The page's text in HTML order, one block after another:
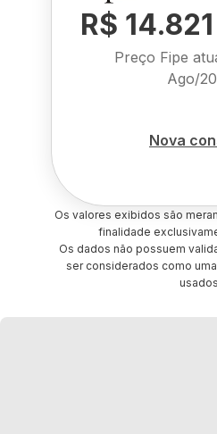
R$ 14.821
Preço Fipe
Ago/
Nova
Os valores exibidos são
finalidade
Os dados não possuem
ser considerados como